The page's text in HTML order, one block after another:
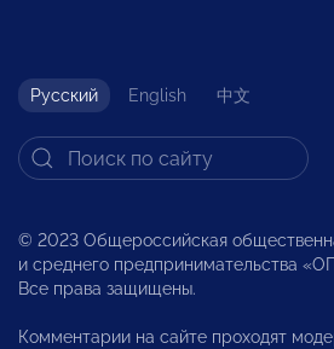
Русский English 中文
© 2023 Общероссийская
и среднего предпринимательства
Все права защищены.
Комментарии на сайте проходят